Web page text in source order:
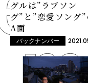
グルは”ラブソン
グ”と”恋愛ソング
A面
バックナンバー